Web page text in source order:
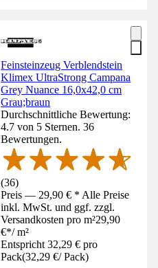
Feinsteinzeug Verblendstein
Klimex UltraStrong Campana
Grey Nuance 16,0x42,0 cm
Grau;braun
Durchschnittliche Bewertung:
4.7 von 5 Sternen. 36
Bewertungen.
(36)
Preis — 29,90 € * Alle Preise
inkl. MwSt. und ggf. zzgl.
Versandkosten pro m²29,90
€*/ m²
Entspricht 32,29 € pro
Pack(32,29 €/ Pack)